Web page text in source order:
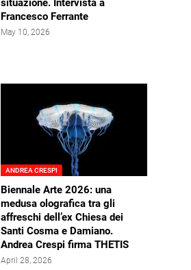
situazione. Intervista a
Francesco Ferrante
May 10, 2026
ANDREA CRESPI
Biennale Arte 2026: una
medusa olografica tra gli
affreschi dell’ex Chiesa dei
Santi Cosma e Damiano.
Andrea Crespi firma THETIS
April 28, 2026